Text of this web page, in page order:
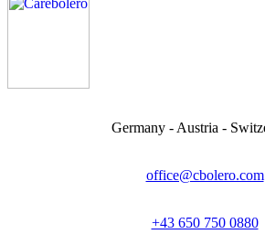
Germany - Austria -
office@cbolero.com
+43 650 750 0880